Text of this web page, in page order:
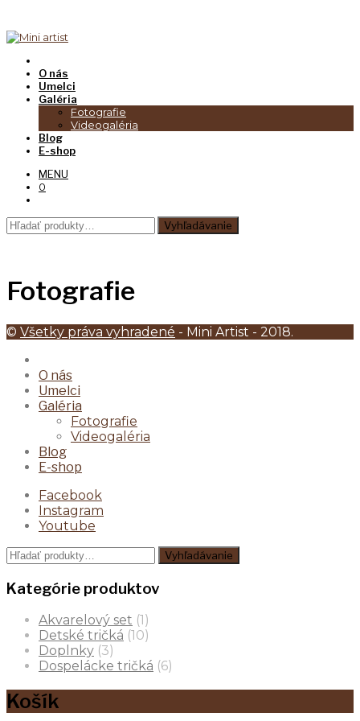
O nás
Umelci
Galéria
Fotografie
Videogaléria
Blog
E-shop
MENU
0
Hľadať: Vyhľadávanie
Fotografie
© Všetky práva vyhradené - Mini Artist - 2018.
O nás
Umelci
Galéria
Fotografie
Videogaléria
Blog
E-shop
Facebook
Instagram
Youtube
Hľadať:
Vyhľadávanie
Kategórie produktov
Akvarelový set (1)
Detské tričká (10)
Doplnky (3)
Dospelácke tričká (6)
Košík